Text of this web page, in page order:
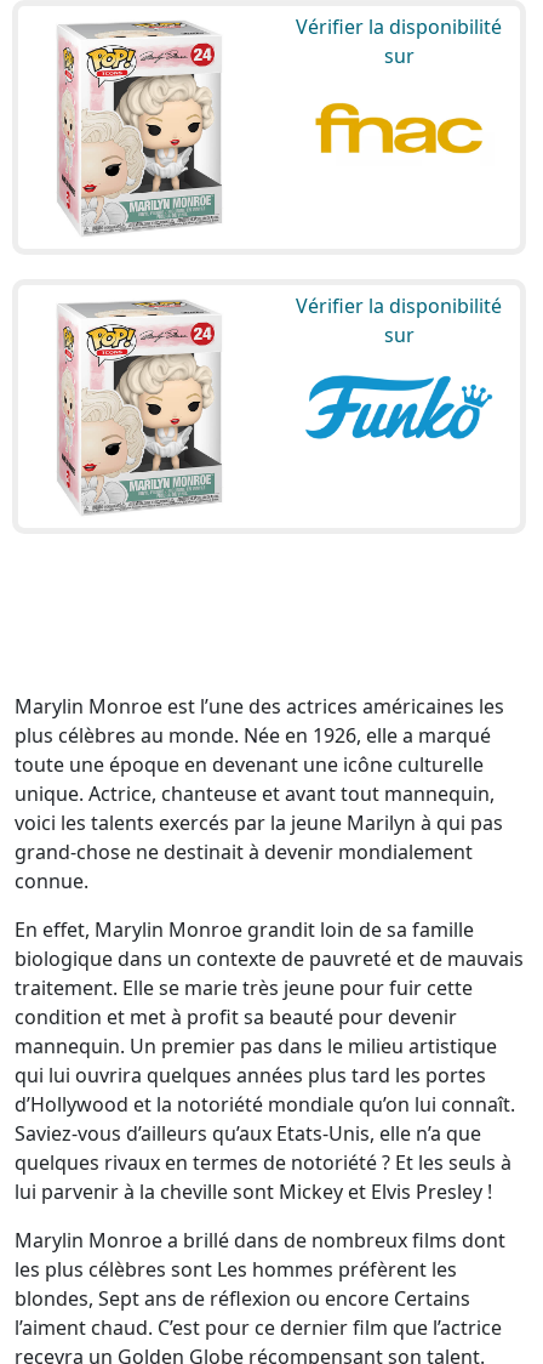
Vérifier la disponibilité
sur
Vérifier la disponibilité
sur
Marylin Monroe est l’une des actrices américaines les
plus célèbres au monde. Née en 1926, elle a marqué
toute une époque en devenant une icône culturelle
unique. Actrice, chanteuse et avant tout mannequin,
voici les talents exercés par la jeune Marilyn à qui pas
grand-chose ne destinait à devenir mondialement
connue.
En effet, Marylin Monroe grandit loin de sa famille
biologique dans un contexte de pauvreté et de mauvais
traitement. Elle se marie très jeune pour fuir cette
condition et met à profit sa beauté pour devenir
mannequin. Un premier pas dans le milieu artistique
qui lui ouvrira quelques années plus tard les portes
d’Hollywood et la notoriété mondiale qu’on lui connaît.
Saviez-vous d’ailleurs qu’aux Etats-Unis, elle n’a que
quelques rivaux en termes de notoriété ? Et les seuls à
lui parvenir à la cheville sont Mickey et Elvis Presley !
Marylin Monroe a brillé dans de nombreux films dont
les plus célèbres sont Les hommes préfèrent les
blondes, Sept ans de réflexion ou encore Certains
l’aiment chaud. C’est pour ce dernier film que l’actrice
recevra un Golden Globe récompensant son talent.